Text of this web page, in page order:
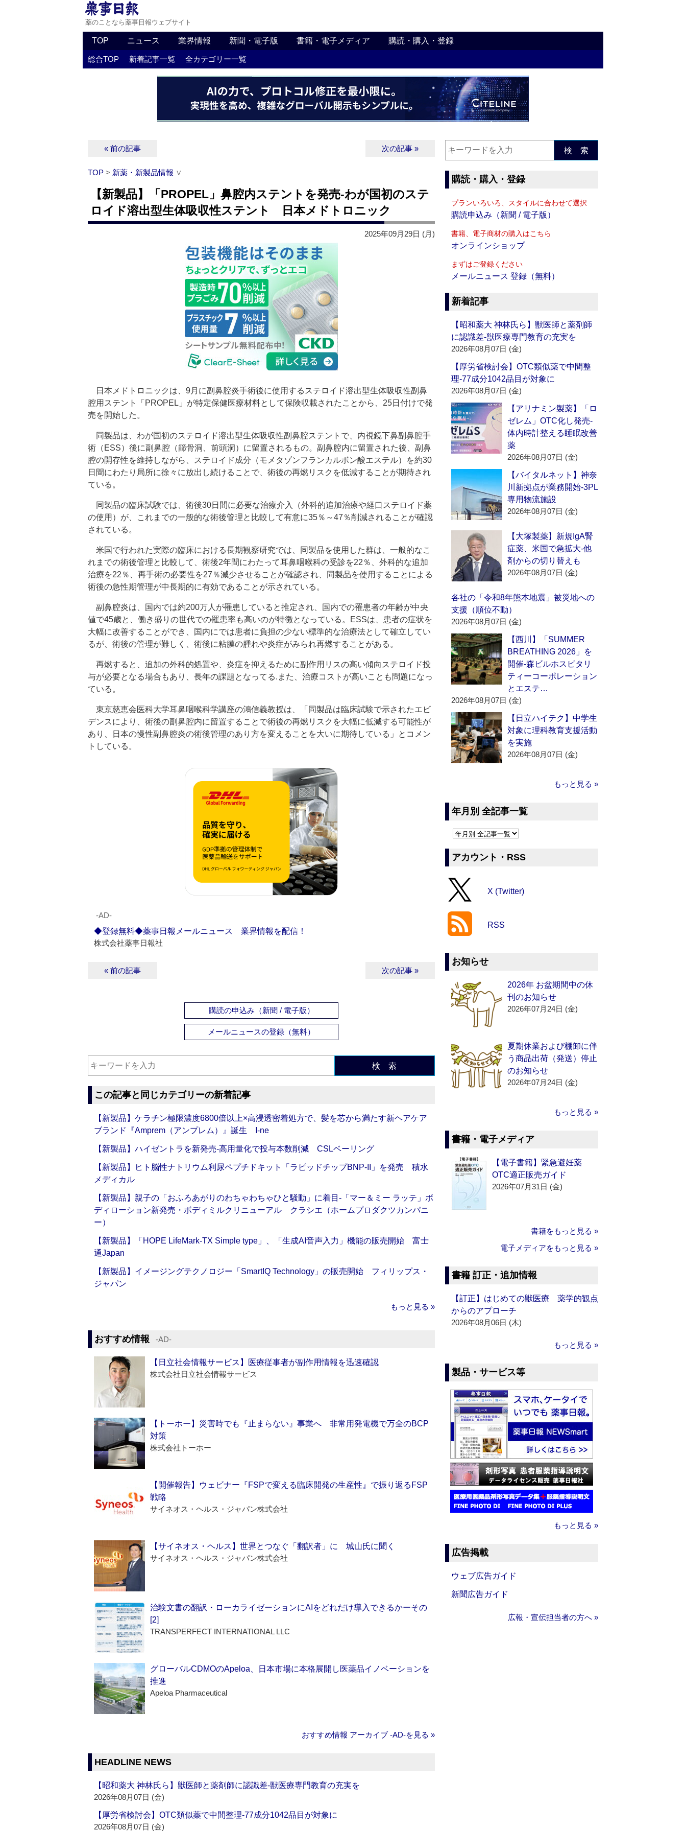
薬のことなら薬事日報ウェブサイト
TOP ニュース 業界情報 新聞・電子版 書籍・電子メディア 購読・購入・登録
総合TOP 新着記事一覧 全カテゴリー一覧
« 前の記事 次の記事 »
TOP > 新薬・新製品情報 ∨
【新製品】「PROPEL」鼻腔内ステントを発売‐わが国初のステ
ロイド溶出型生体吸収性ステント 日本メドトロニック
2025年09月29日 (月)
日本メドトロニックは、9月に副鼻腔炎手術後に使用するステロイド溶出型生体吸収性副鼻
腔用ステント「PROPEL」が特定保健医療材料として保険収載されたことから、25日付けで発
売を開始した。
同製品は、わが国初のステロイド溶出型生体吸収性副鼻腔ステントで、内視鏡下鼻副鼻腔手
術（ESS）後に副鼻腔（篩骨洞、前頭洞）に留置されるもの。副鼻腔内に留置された後、副鼻
腔の開存性を維持しながら、ステロイド成分（モメタゾンフランカルボン酸エステル）を約30
日間にわたり局所に徐々に放出し続けることで、術後の再燃リスクを低減することが期待され
ている。
同製品の臨床試験では、術後30日間に必要な治療介入（外科的追加治療や経口ステロイド薬
の使用）が、これまでの一般的な術後管理と比較して有意に35％～47％削減されることが確認
されている。
米国で行われた実際の臨床における長期観察研究では、同製品を使用した群は、一般的なこ
れまでの術後管理と比較して、術後2年間にわたって耳鼻咽喉科の受診を22％、外科的な追加
治療を22％、再手術の必要性を27％減少させることが確認され、同製品を使用することによる
術後の急性期管理が中長期的に有効であることが示されている。
副鼻腔炎は、国内では約200万人が罹患していると推定され、国内での罹患者の年齢が中央
値で45歳と、働き盛りの世代での罹患率も高いのが特徴となっている。ESSは、患者の症状を
大幅に改善することができ、国内にでは患者に負担の少ない標準的な治療法として確立してい
るが、術後の管理が難しく、術後に粘膜の腫れや炎症がみられ再燃することがある。
再燃すると、追加の外科的処置や、炎症を抑えるために副作用リスの高い傾向ステロイド投
与が必要となる場合もあり、長年の課題となってる.また、治療コストが高いことも問題になっ
ている。
東京慈恵会医科大学耳鼻咽喉科学講座の鴻信義教授は、「同製品は臨床試験で示されたエビ
デンスにより、術後の副鼻腔内に留置することで術後の再燃リスクを大幅に低減する可能性が
あり、日本の慢性副鼻腔炎の術後管理のあり方を変えることを大いに期待している」とコメン
トしている。
‐AD‐
◆登録無料◆薬事日報メールニュース 業界情報を配信！
株式会社薬事日報社
« 前の記事 次の記事 »
購読の申込み（新聞 / 電子版）
メールニュースの登録（無料）
検 索
この記事と同じカテゴリーの新着記事
【新製品】ケラチン極限濃度6800倍以上×高浸透密着処方で、髪を芯から満たす新ヘアケア
ブランド『Amprem（アンプレム）』誕生 I-ne
【新製品】ハイゼントラを新発売‐高用量化で投与本数削減 CSLベーリング
【新製品】ヒト脳性ナトリウム利尿ペプチドキット「ラピッドチップBNP-II」を発売 積水
メディカル
【新製品】親子の「おふろあがりのわちゃわちゃひと騒動」に着目‐「マー＆ミー ラッテ」ボ
ディローション新発売・ボディミルクリニューアル クラシエ（ホームプロダクツカンパニ
ー）
【新製品】「HOPE LifeMark-TX Simple type」、「生成AI音声入力」機能の販売開始 富士
通Japan
【新製品】イメージングテクノロジー「SmartIQ Technology」の販売開始 フィリップス・
ジャパン
もっと見る »
おすすめ情報 ‐AD‐
【日立社会情報サービス】医療従事者が副作用情報を迅速確認
株式会社日立社会情報サービス
【トーホー】災害時でも『止まらない』事業へ 非常用発電機で万全のBCP
対策
株式会社トーホー
【開催報告】ウェビナー『FSPで変える臨床開発の生産性』で振り返るFSP
戦略
サイネオス・ヘルス・ジャパン株式会社
【サイネオス・ヘルス】世界とつなぐ「翻訳者」に 城山氏に聞く
サイネオス・ヘルス・ジャパン株式会社
治験文書の翻訳・ローカライゼーションにAIをどれだけ導入できるかーその
[2]
TRANSPERFECT INTERNATIONAL LLC
グローバルCDMOのApeloa、日本市場に本格展開し医薬品イノベーションを
推進
Apeloa Pharmaceutical
おすすめ情報 アーカイブ ‐AD‐を見る »
HEADLINE NEWS
【昭和薬大 神林氏ら】獣医師と薬剤師に認識差‐獣医療専門教育の充実を
2026年08月07日 (金)
【厚労省検討会】OTC類似薬で中間整理‐77成分1042品目が対象に
2026年08月07日 (金)
検 索
購読・購入・登録
プランいろいろ、スタイルに合わせて選択
購読申込み（新聞 / 電子版）
書籍、電子商材の購入はこちら
オンラインショップ
まずはご登録ください
メールニュース 登録（無料）
新着記事
【昭和薬大 神林氏ら】獣医師と薬剤師
に認識差‐獣医療専門教育の充実を
2026年08月07日 (金)
【厚労省検討会】OTC類似薬で中間整
理‐77成分1042品目が対象に
2026年08月07日 (金)
【アリナミン製薬】「ロ
ゼレム」OTC化し発売‐
体内時計整える睡眠改善
薬
2026年08月07日 (金)
【バイタルネット】神奈
川新拠点が業務開始‐3PL
専用物流施設
2026年08月07日 (金)
【大塚製薬】新規IgA腎
症薬、米国で急拡大‐他
剤からの切り替えも
2026年08月07日 (金)
各社の「令和8年熊本地震」被災地への
支援（順位不動）
2026年08月07日 (金)
【西川】「SUMMER
BREATHING 2026」を
開催‐森ビルホスピタリ
ティーコーポレーション
とエステ…
2026年08月07日 (金)
【日立ハイテク】中学生
対象に理科教育支援活動
を実施
2026年08月07日 (金)
もっと見る »
年月別 全記事一覧
アカウント・RSS
X (Twitter)
RSS
お知らせ
2026年 お盆期間中の休
刊のお知らせ
2026年07月24日 (金)
夏期休業および棚卸に伴
う商品出荷（発送）停止
のお知らせ
2026年07月24日 (金)
もっと見る »
書籍・電子メディア
【電子書籍】緊急避妊薬
OTC適正販売ガイド
2026年07月31日 (金)
書籍をもっと見る »
電子メディアをもっと見る »
書籍 訂正・追加情報
【訂正】はじめての獣医療 薬学的観点
からのアプローチ
2026年08月06日 (木)
もっと見る »
製品・サービス等
もっと見る »
広告掲載
ウェブ広告ガイド
新聞広告ガイド
広報・宣伝担当者の方へ »